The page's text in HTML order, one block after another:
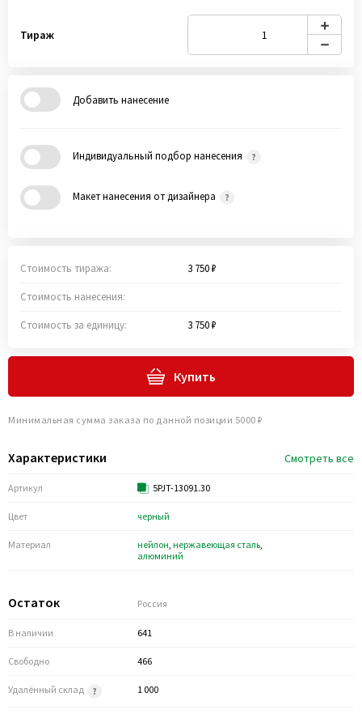
Характеристики Смотреть все
Артикул 5PJT-13091.30
Цвет черный
Материал нейлон, нержавеющая сталь,
алюминий
Остаток Россия
В наличии 641
Свободно 466
Удалённый склад 1 000
Тираж
Добавить нанесение
Индивидуальный подбор нанесения
Макет нанесения от дизайнера
Стоимость тиража: 3 750 ₽
Стоимость нанесения:
Стоимость за единицу: 3 750 ₽
Купить
Минимальная сумма заказа по данной позиции 5000 ₽